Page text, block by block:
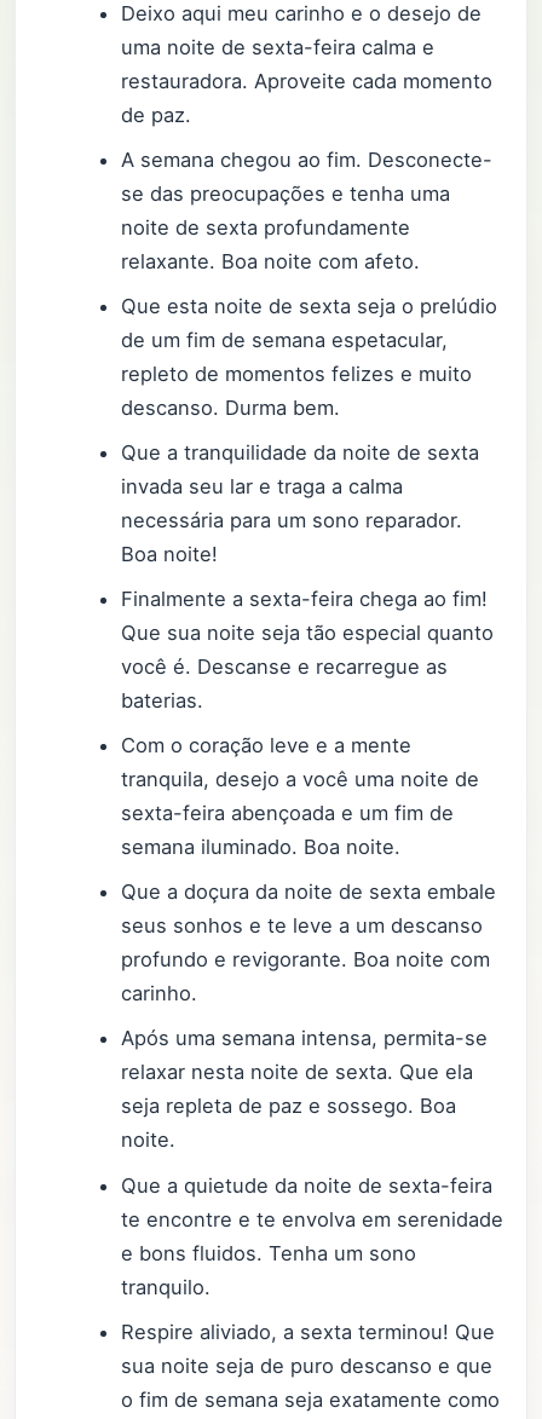
Deixo aqui meu carinho e o desejo de
uma noite de sexta-feira calma e
restauradora. Aproveite cada momento
de paz.
A semana chegou ao fim. Desconecte-
se das preocupações e tenha uma
noite de sexta profundamente
relaxante. Boa noite com afeto.
Que esta noite de sexta seja o prelúdio
de um fim de semana espetacular,
repleto de momentos felizes e muito
descanso. Durma bem.
Que a tranquilidade da noite de sexta
invada seu lar e traga a calma
necessária para um sono reparador.
Boa noite!
Finalmente a sexta-feira chega ao fim!
Que sua noite seja tão especial quanto
você é. Descanse e recarregue as
baterias.
Com o coração leve e a mente
tranquila, desejo a você uma noite de
sexta-feira abençoada e um fim de
semana iluminado. Boa noite.
Que a doçura da noite de sexta embale
seus sonhos e te leve a um descanso
profundo e revigorante. Boa noite com
carinho.
Após uma semana intensa, permita-se
relaxar nesta noite de sexta. Que ela
seja repleta de paz e sossego. Boa
noite.
Que a quietude da noite de sexta-feira
te encontre e te envolva em serenidade
e bons fluidos. Tenha um sono
tranquilo.
Respire aliviado, a sexta terminou! Que
sua noite seja de puro descanso e que
o fim de semana seja exatamente como